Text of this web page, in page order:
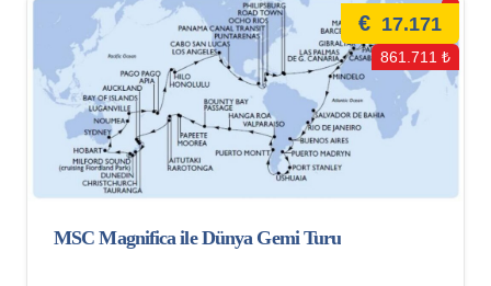
€ 17.171
861.711 ₺
MSC Magnifica ile Dünya Gemi Turu